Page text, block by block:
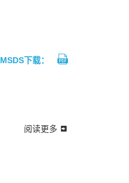
MSDS下载：
阅读更多